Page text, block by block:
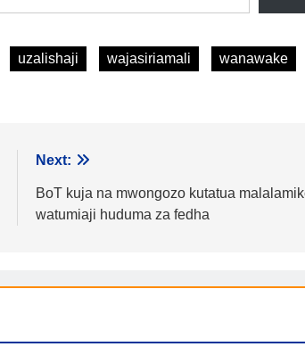
uzalishaji wajasiriamali wanawake
Next:
BoT kuja na mwongozo kutatua
watumiaji huduma za fedha